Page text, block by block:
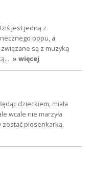
jest jedną z
popu, a
są z muzyką
» więcej
dzieckiem, miała
wcale nie marzyła
zostać piosenkarką.